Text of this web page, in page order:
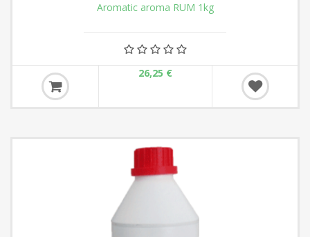
Aromatic aroma RUM 1kg
26,25 €